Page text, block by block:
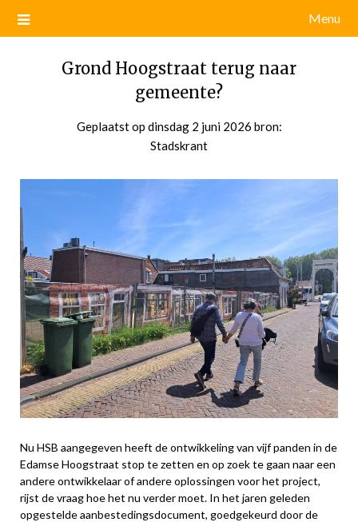
Menu
Grond Hoogstraat terug naar
gemeente?
Geplaatst op dinsdag 2 juni 2026 door
bron:
Stadskrant
Nu HSB aangegeven heeft de ontwikkeling van vijf panden in de
Edamse Hoogstraat stop te zetten en op zoek te gaan naar een
andere ontwikkelaar of andere oplossingen voor het project,
rijst de vraag hoe het nu verder moet. In het jaren geleden
opgestelde aanbestedingsdocument, goedgekeurd door de